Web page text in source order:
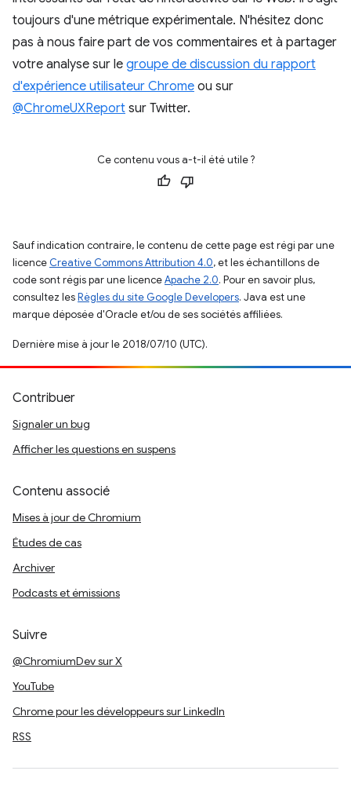
toujours d'une métrique expérimentale. N'hésitez donc
pas à nous faire part de vos commentaires et à partager
votre analyse sur le groupe de discussion du rapport
d'expérience utilisateur Chrome ou sur
@ChromeUXReport sur Twitter.
Ce contenu vous a-t-il été utile ?
Sauf indication contraire, le contenu de cette page est régi par une
licence Creative Commons Attribution 4.0, et les échantillons de
code sont régis par une licenceApache 2.0. Pour en savoir plus,
consultez lesRègles du site Google Developers. Java est une
marque déposée d'Oracle et/ou de ses sociétés affiliées.
Dernière mise à jour le 2018/07/10 (UTC).
Contribuer
Signaler un bug
Afficher les questions en suspens
Contenu associé
Mises à jour de Chromium
Études de cas
Archiver
Podcasts et émissions
Suivre
@ChromiumDev sur X
YouTube
Chrome pour les développeurs sur LinkedIn
RSS